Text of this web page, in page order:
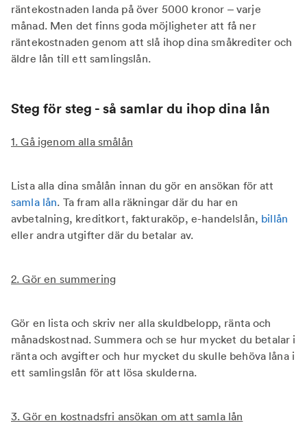
räntekostnaden landa på över 5000 kronor – varje
månad. Men det finns goda möjligheter att få ner
räntekostnaden genom att slå ihop dina småkrediter och
äldre lån till ett samlingslån.
Steg för steg - så samlar du ihop dina lån
1. Gå igenom alla smålån
Lista alla dina smålån innan du gör en ansökan för att
samla lån. Ta fram alla räkningar där du har en
avbetalning, kreditkort, fakturaköp, e-handelslån, billån
eller andra utgifter där du betalar av.
2. Gör en summering
Gör en lista och skriv ner alla skuldbelopp, ränta och
månadskostnad. Summera och se hur mycket du betalar i
ränta och avgifter och hur mycket du skulle behöva låna i
ett samlingslån för att lösa skulderna.
3. Gör en kostnadsfri ansökan om att samla lån